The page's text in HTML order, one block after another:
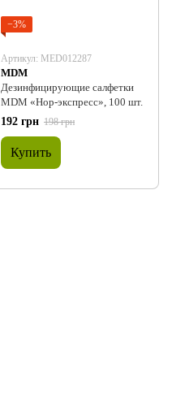
−3%
Артикул: MED012287
MDM
Дезинфицирующие салфетки
MDM «Нор-экспресс», 100 шт.
192 грн 198 грн
Купить